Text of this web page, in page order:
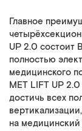
Главное
UP 2.0 состоит
полностью
медицинского
МЕТ LIFT UP 2.0
достичь всех
на медицинский